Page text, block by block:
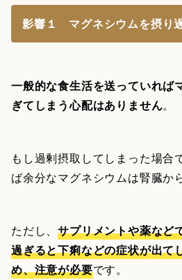
影響１ マグネシウムを摂り
一般的な食生活を送っていれば
ぎてしまう心配はありません。
もし過剰摂取してしまった場合
ば余分なマグネシウムは腎臓か
ただし、サプリメントや薬など
過ぎると下痢などの症状が出て
め、注意が必要です。